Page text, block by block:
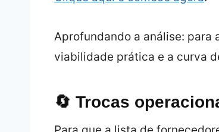
Aprofundando a análise: para
viabilidade prática e a curva
🔄 Trocas